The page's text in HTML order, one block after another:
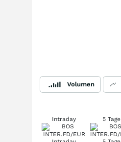
Volumen
Intraday 5 Tage